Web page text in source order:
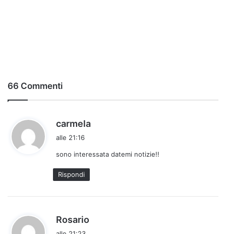
66 Commenti
carmela
e
alle 21:16
sono interessata datemi notizie!!
Rispondi
Rosario